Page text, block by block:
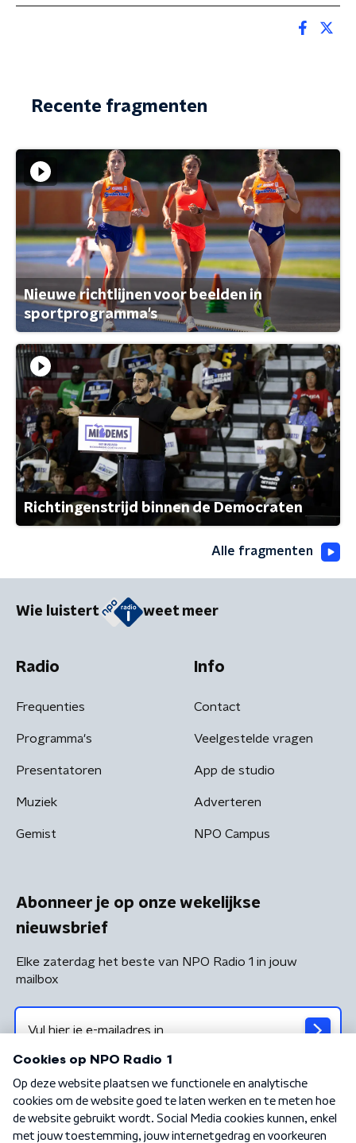
Recente fragmenten
Nieuwe richtlijnen voor beelden in
sportprogramma's
Richtingenstrijd binnen de Democraten
Alle fragmenten
Wie luistert weet meer
Radio
Frequenties
Programma's
Presentatoren
Muziek
Gemist
Info
Contact
Veelgestelde vragen
App de studio
Adverteren
NPO Campus
Abonneer je op onze wekelijkse
nieuwsbrief
Elke zaterdag het beste van NPO Radio 1 in jouw
mailbox
Algemene voorwaarden